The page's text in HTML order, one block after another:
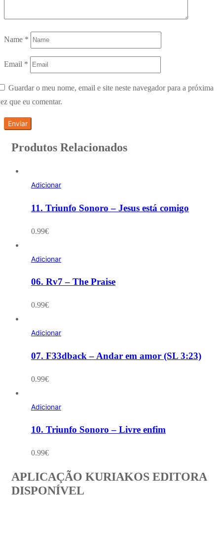
Name *
Email *
Guardar o meu nome, email e site neste navegador para a próxima
que eu comentar.
Produtos Relacionados
Adicionar
11. Triunfo Sonoro – Jesus está comigo
0.99€
Adicionar
06. Rv7 – The Praise
0.99€
Adicionar
07. F33dback – Andar em amor (SL 3:23)
0.99€
Adicionar
10. Triunfo Sonoro – Livre enfim
0.99€
APLICAÇÃO KURIAKOS EDITORA
DISPONÍVEL